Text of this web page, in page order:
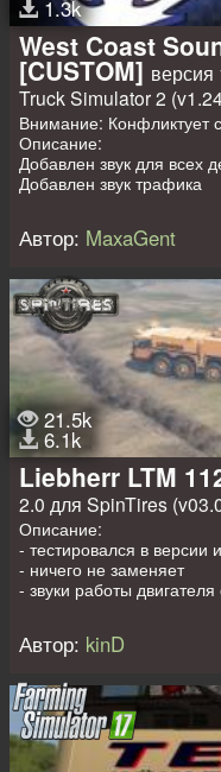
1.3k
West Coast
[CUSTOM] версия
Truck Simulator 2
Внимание: Конфликтует
Описание:
Добавлен звук для всех
Добавлен звук трафика
Добавлен звук
Автор: MaxaGent
21.5k
6.1k
Liebherr LTM
2.0 для SpinTires
Описание:
- тестировался в версии
- ничего не заменяет
- звуки работы
- модель имеет свои
- рабочие фары
- присутствует водитель
- присутствует полный
- модель вдалеке
Автор: kinD